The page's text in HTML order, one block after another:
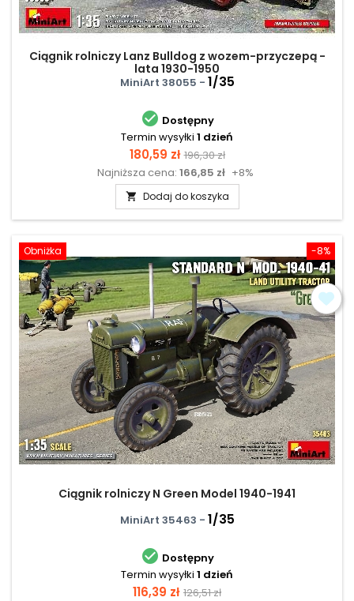
Ciągnik rolniczy Lanz Bulldog z wozem-przyczepą -
lata 1930-1950
MiniArt 38055 - 1/35
 Dostępny
Termin wysyłki 1 dzień
Cena
180,59 zł Cena
podstawowa
196,30 zł
Najniższa cena: 166,85 zł +8%
 Dodaj do koszyka
-8%
Obniżka
Ciągnik rolniczy N Green Model 1940-1941
MiniArt 35463 - 1/35
 Dostępny
Termin wysyłki 1 dzień
Cena
116,39 zł Cena
126,51 zł